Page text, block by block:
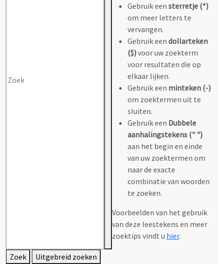
Gebruik een sterretje (*)
om meer letters te
vervangen.
Gebruik een dollarteken
($)voor uw zoekterm
voor resultaten die op
elkaar lijken.
Gebruik een minteken (-)
om zoektermen uit te
sluiten.
Gebruik een Dubbele
aanhalingstekens (" ")
aan het begin en einde
van uw zoektermen om
naar de exacte
combinatie van woorden
te zoeken.
Voorbeelden van het gebruik
van deze leestekens en meer
zoektips vindt u hier.
Zoek
Uitgebreid zoeken